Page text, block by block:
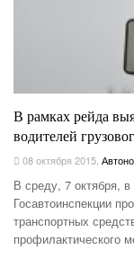
В рамках рейда
водителей
08 октября 2015
В среду, 7 октября,
Госавтоинспекции
транспортных
профилактического